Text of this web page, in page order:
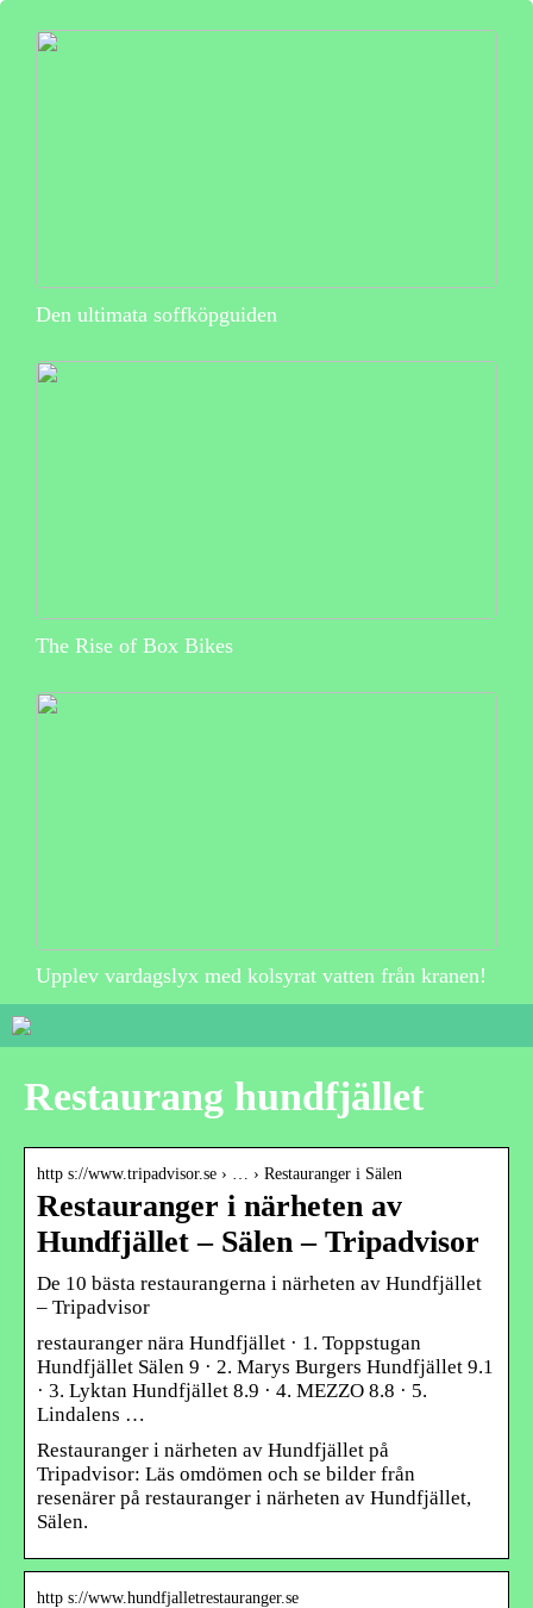
Den ultimata soffköpguiden
The Rise of Box Bikes
Upplev vardagslyx med kolsyrat vatten från kranen!
Restaurang hundfjället
http s://www.tripadvisor.se › … › Restauranger i Sälen
Restauranger i närheten av
Hundfjället – Sälen – Tripadvisor
De 10 bästa restaurangerna i närheten av Hundfjället
– Tripadvisor
restauranger nära Hundfjället · 1. Toppstugan
Hundfjället Sälen 9 · 2. Marys Burgers Hundfjället 9.1
· 3. Lyktan Hundfjället 8.9 · 4. MEZZO 8.8 · 5.
Lindalens …
Restauranger i närheten av Hundfjället på
Tripadvisor: Läs omdömen och se bilder från
resenärer på restauranger i närheten av Hundfjället,
Sälen.
http s://www.hundfjalletrestauranger.se